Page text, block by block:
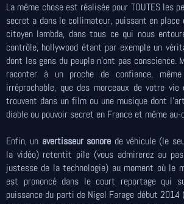
La même chose est réalisée pour TOUTES les
secret a dans le collimateur, puissant en place
citoyen lambda, dans tous ce qui nous
contrôle, hollywood étant par exemple un
dont les gens du peuple n'ont pas conscience.
raconter à un proche de confiance,
irréprochable, que des morceaux de votre
trouvent dans un film ou une musique dont
diable ou pouvoir secret en France et même au-
Enfin, un avertisseur sonore de véhicule (le
la vidéo) retentit pile (vous admirerez au
justesse de la technologie) au moment où le
est prononcé dans le court reportage qui
puissance du parti de Nigel Farage début 2014